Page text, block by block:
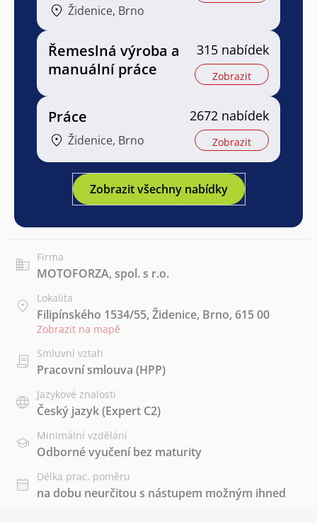
Židenice, Brno
Řemeslná výroba a
manuální práce
315 nabídek
Zobrazit
Práce
Židenice, Brno
2672 nabídek
Zobrazit
Zobrazit všechny nabídky
Firma
MOTOFORZA, spol. s r.o.
Lokalita
Filipínského 1534/55, Židenice, Brno, 615 00
Zobrazit na mapě
Smluvní vztah
Pracovní smlouva (HPP)
Jazykové znalosti
Český jazyk(Expert C2)
Minimální vzdělání
Odborné vyučení bez maturity
Délka prac. poměru
na dobu neurčitou s nástupem možným ihned